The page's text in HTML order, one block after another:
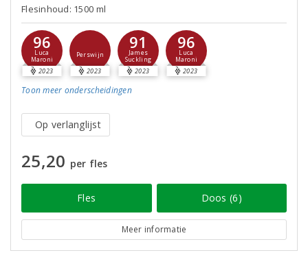
Flesinhoud: 1500 ml
96
Luca
Maroni
2023
Perswijn
2023
91
James
Suckling
2023
96
Luca
Maroni
2023
Toon meer onderscheidingen
Op verlanglijst
25,20 per fles
Fles Doos (6)
Meer informatie